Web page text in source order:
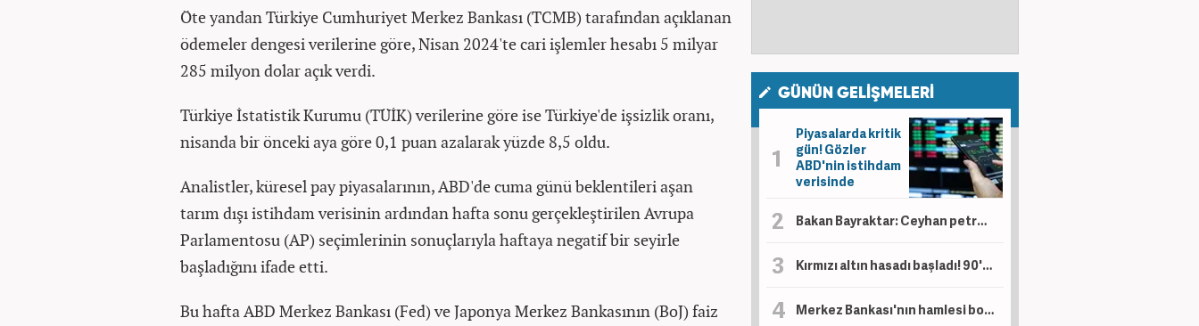
Öte yandan Türkiye Cumhuriyet Merkez Bankası (TCMB) tarafından açıklanan
ödemeler dengesi verilerine göre, Nisan 2024'te cari işlemler hesabı 5 milyar
285 milyon dolar açık verdi.
Türkiye İstatistik Kurumu (TÜİK) verilerine göre ise Türkiye'de işsizlik oranı,
nisanda bir önceki aya göre 0,1 puan azalarak yüzde 8,5 oldu.
Analistler, küresel pay piyasalarının, ABD'de cuma günü beklentileri aşan
tarım dışı istihdam verisinin ardından hafta sonu gerçekleştirilen Avrupa
Parlamentosu (AP) seçimlerinin sonuçlarıyla haftaya negatif bir seyirle
başladığını ifade etti.
Bu hafta ABD Merkez Bankası (Fed) ve Japonya Merkez Bankasının (BoJ) faiz
GÜNÜN GELİŞMELERİ
Piyasalarda kritik
gün! Gözler
ABD'nin istihdam
verisinde
Bakan Bayraktar: Ceyhan petrol ticareti üssü olacak!
Kırmızı altın hasadı başladı! 90'dan fazla ülkeden talep var
Merkez Bankası'nın hamlesi borsada rekor getirebilir!